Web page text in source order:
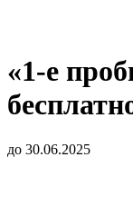
«1-е
до 30.06.2025